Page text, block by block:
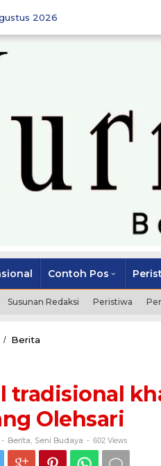
2026
Contoh Pos
Susunan Redaksi Peristiwa
/ Berita
Osing
melalui
Seblang
Olehsari
tradisional
Olehsari
- Berita Seni Budaya - 602 Views